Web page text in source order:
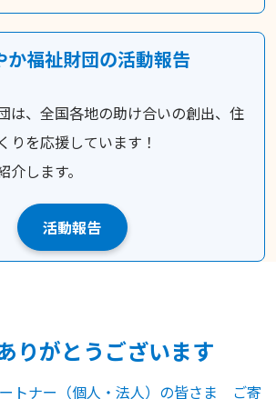
か福祉財団の活動報告
は、全国各地の助け合いの創出、住
りを応援しています！
します。
活動報告
りがとうございます
トナー（個人・法人）の皆さま ご寄